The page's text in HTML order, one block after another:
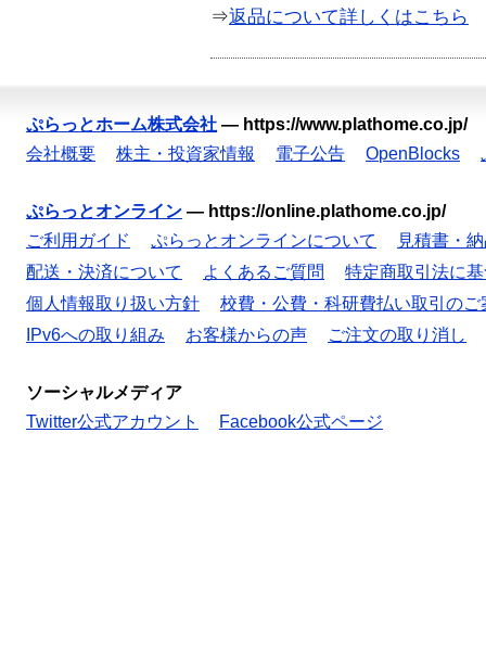
⇒返品について詳しくはこちら
ぷらっとホーム株式会社 — https://www.plathome.co.jp/
会社概要
株主・投資家情報 電子公告 OpenBlocks
ぷらっとオンライン — https://online.plathome.co.jp/
ご利用ガイド
ぷらっとオンラインについて
見積書・
配送・決済について
よくあるご質問
特定商取引法に
個人情報取り扱い方針
校費・公費・科研費払い取引のご
IPv6への取り組み
お客様からの声 ご注文の取り消し
ソーシャルメディア
Twitter公式アカウント
Facebook公式ページ